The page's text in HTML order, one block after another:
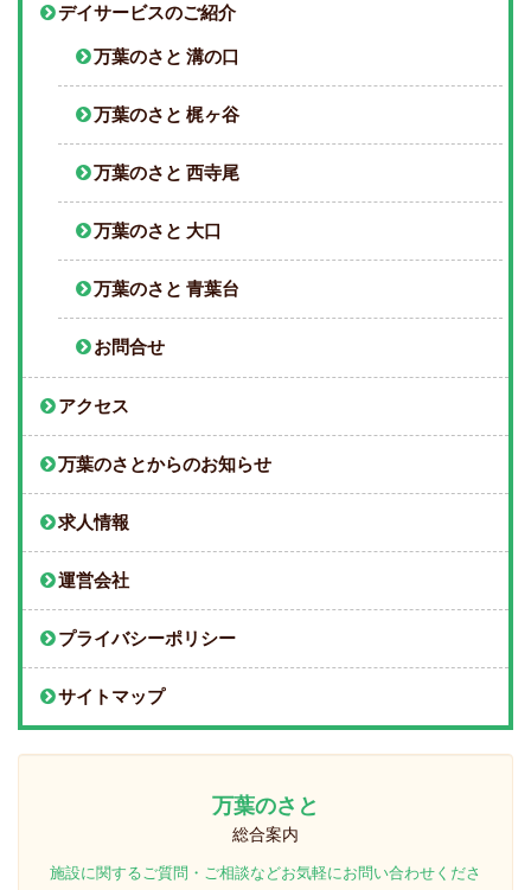
デイサービスのご紹介
万葉のさと 溝の口
万葉のさと 梶ヶ谷
万葉のさと 西寺尾
万葉のさと 大口
万葉のさと 青葉台
お問合せ
アクセス
万葉のさとからのお知らせ
求人情報
運営会社
プライバシーポリシー
サイトマップ
万葉のさと
総合案内
施設に関するご質問・ご相談などお気軽にお問い合わせくださ